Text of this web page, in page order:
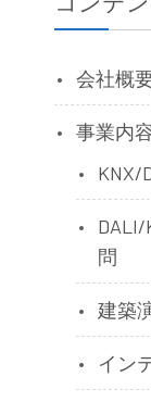
会社概
事業内
KNX/
問
建築
イン